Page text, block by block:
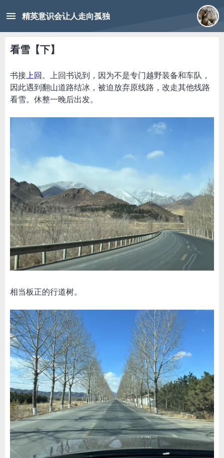
menu 精英意识会让人走向孤独
看雪【下】
书接上回。上回书说到，因为不是专门越野装备和车队，
因此遇到翻山道路结冰，被迫放弃原线路，改走其他线路
看雪。休整一晚后出发。
相当板正的行道树。